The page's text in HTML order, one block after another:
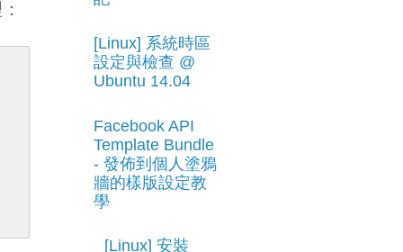
[Linux] 系統時區
設定與檢查 @
Ubuntu 14.04
Facebook API
Template Bundle
- 發佈到個人塗鴉
牆的樣版設定教
學
[Linux] 安裝